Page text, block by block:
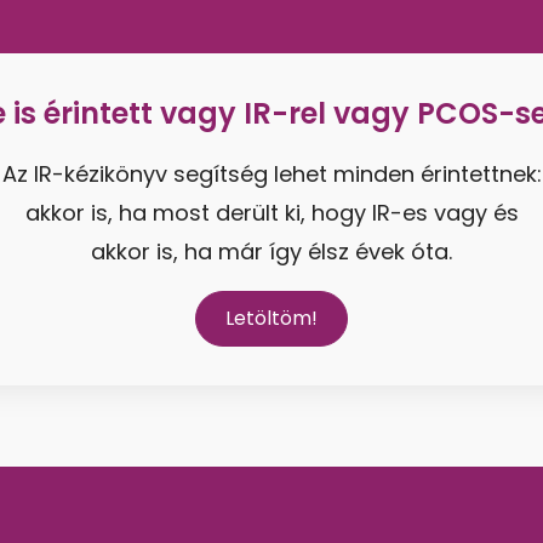
is érintett vagy IR-rel vagy PCOS-
Az IR-kézikönyv segítség lehet minden érintettnek:
akkor is, ha most derült ki, hogy IR-es vagy és
akkor is, ha már így élsz évek óta.
Letöltöm!